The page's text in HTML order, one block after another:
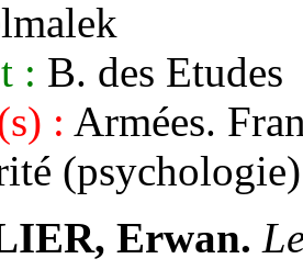
: B. des Etudes
: Armées.
(psychologie)
Erwan.